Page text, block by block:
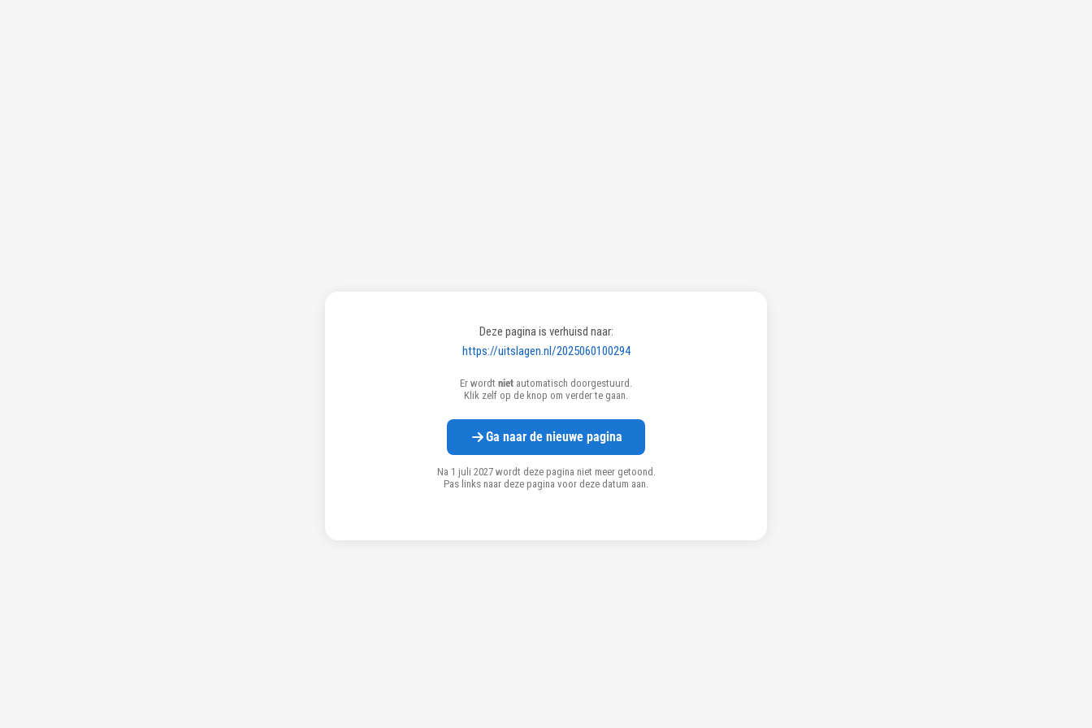
Deze pagina is verhuisd naar:
https://uitslagen.nl/2025060100294
Er wordt niet automatisch doorgestuurd.
Klik zelf op de knop om verder te gaan.
Ga naar de nieuwe pagina
Na 1 juli 2027 wordt deze pagina niet meer getoond.
Pas links naar deze pagina voor deze datum aan.